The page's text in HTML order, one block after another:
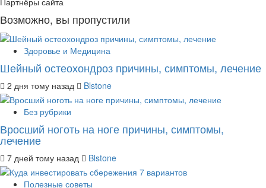
Возможно, вы пропустили
Здоровье и Медицина
Шейный остеохондроз причины, симптомы, лечение
2 дня тому назад Blstone
Без рубрики
Вросший ноготь на ноге причины, симптомы,
лечение
7 дней тому назад Blstone
Полезные советы